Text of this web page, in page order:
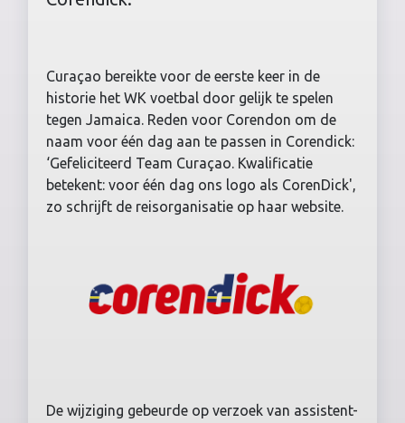
Curaçao bereikte voor de eerste keer in de
historie het WK voetbal door gelijk te spelen
tegen Jamaica. Reden voor Corendon om de
naam voor één dag aan te passen in Corendick:
‘Gefeliciteerd Team Curaçao. Kwalificatie
betekent: voor één dag ons logo als CorenDick',
zo schrijft de reisorganisatie op haar website.
De wijziging gebeurde op verzoek van assistent-